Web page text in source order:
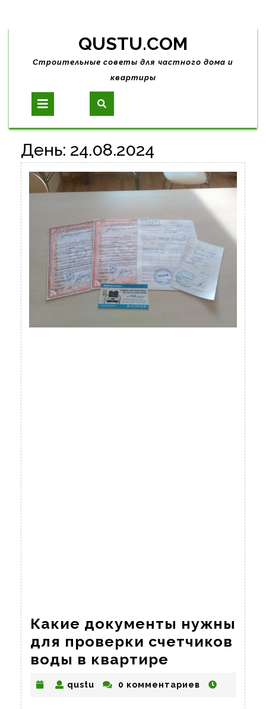
Skip
content
QUSTU.COM
Строительные советы для частного дома и
квартиры
Open
Button
День: 24.08.2024
Какие документы нужны
для проверки счетчиков
воды в квартире
документы
нужны
qustu qustu0 комментариев